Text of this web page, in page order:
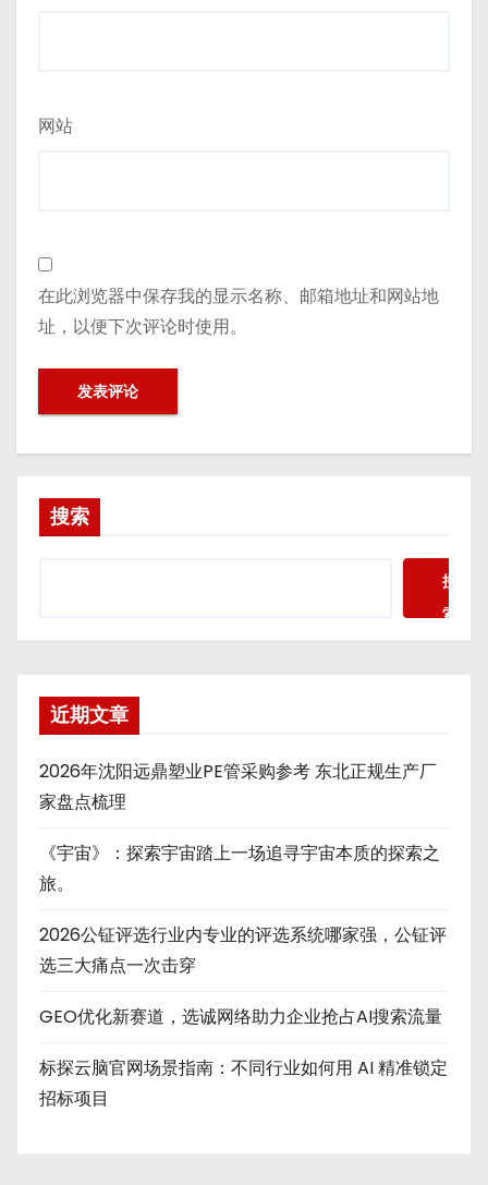
网站
在此浏览器中保存我的显示名称、邮箱地址和网站地
址，以便下次评论时使用。
搜索
搜
索
近期文章
2026年沈阳远鼎塑业PE管采购参考 东北正规生产厂
家盘点梳理
《宇宙》：探索宇宙踏上一场追寻宇宙本质的探索之
旅。
2026公钲评选行业内专业的评选系统哪家强，公钲评
选三大痛点一次击穿
GEO优化新赛道，选诚网络助力企业抢占AI搜索流量
标探云脑官网场景指南：不同行业如何用 AI 精准锁定
招标项目